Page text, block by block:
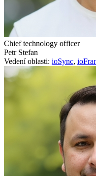
Chief technology officer
Petr Stefan
Vedení oblasti: ioSync,